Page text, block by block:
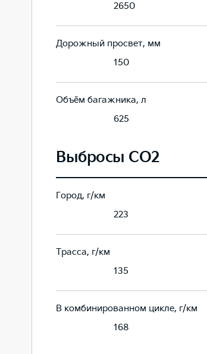
2650
Дорожный просвет, мм
150
Объём багажника, л
625
Выбросы CO2
Город, г/км
223
Трасса, г/км
135
В комбинированном цикле, г/км
168